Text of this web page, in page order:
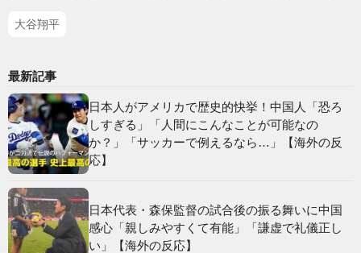
大谷翔平
最新記事
日本人がアメリカで歴史的快挙！中国人「恐ろ
しすぎる」「人間にこんなことが可能なの
か？」「サッカーで例えるなら…」【海外の反
応】
日本代表・森保監督の試合後の振る舞いに中国
感心「親しみやすくて有能」「謙虚で礼儀正し
い」【海外の反応】